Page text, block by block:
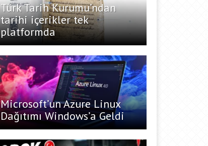
Türk Tarih Kurumu’ndan
tarihi içerikler tek
platformda
Microsoft’un Azure Linux
Dağıtımı Windows’a Geldi